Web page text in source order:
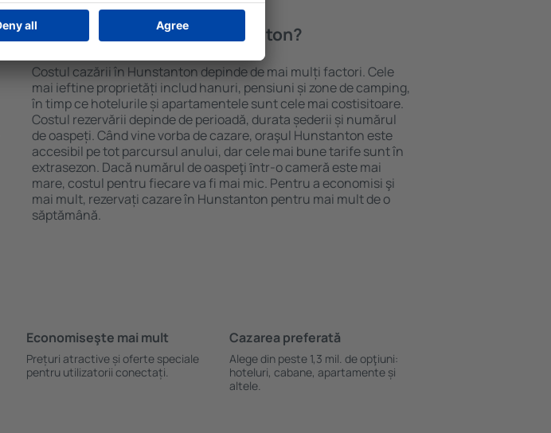
Cât costă cazarea în Hunstanton?
Costul cazării în Hunstanton depinde de mai mulți factori. Cele
mai ieftine proprietăți includ hanuri, pensiuni și zone de camping,
în timp ce hotelurile și apartamentele sunt cele mai costisitoare.
Costul rezervării depinde de perioadă, durata șederii și numărul
de oaspeți. Când vine vorba de cazare, oraşul Hunstanton este
accesibil pe tot parcursul anului, dar cele mai bune tarife sunt în
extrasezon. Dacă numărul de oaspeţi ȋntr-o cameră este mai
mare, costul pentru fiecare va fi mai mic. Pentru a economisi şi
mai mult, rezervați cazare în Hunstanton pentru mai mult de o
săptămână.
Economiseşte mai mult
Prețuri atractive și oferte speciale
pentru utilizatorii conectați.
Cazarea preferată
Alege din peste 1,3 mil. de opţiuni:
hoteluri, cabane, apartamente și
altele.